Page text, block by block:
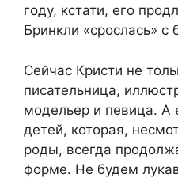
году, кстати, его
Бринкли «срослась» с
Сейчас Кристи не
писательница,
модельер и певица.
детей, которая,
роды, всегда
форме. Не будем